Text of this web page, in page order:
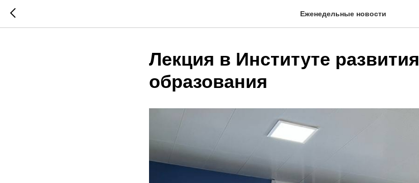
Еженедельные новости
Лекция в Институте развития
образования